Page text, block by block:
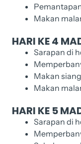
Makan
HARI KE 4
Sarapan di
Makan
Makan
HARI KE 5
Sarapan di